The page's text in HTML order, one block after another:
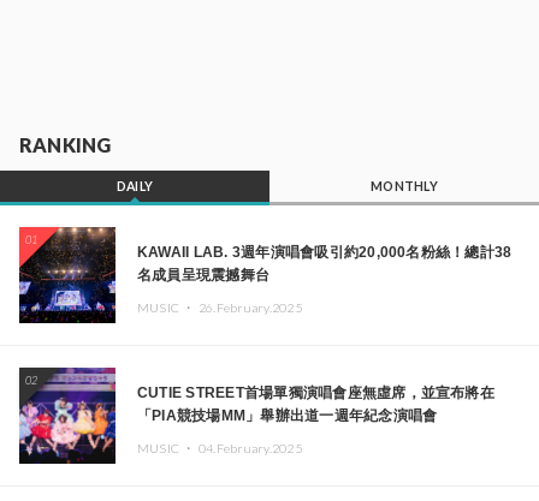
RANKING
DAILY MONTHLY
01
KAWAII LAB. 3週年演唱會吸引約20,000名粉絲！總計38
名成員呈現震撼舞台
MUSIC ・ 26.February.2025
02
CUTIE STREET首場單獨演唱會座無虛席，並宣布將在
「PIA競技場MM」舉辦出道一週年紀念演唱會
MUSIC ・ 04.February.2025